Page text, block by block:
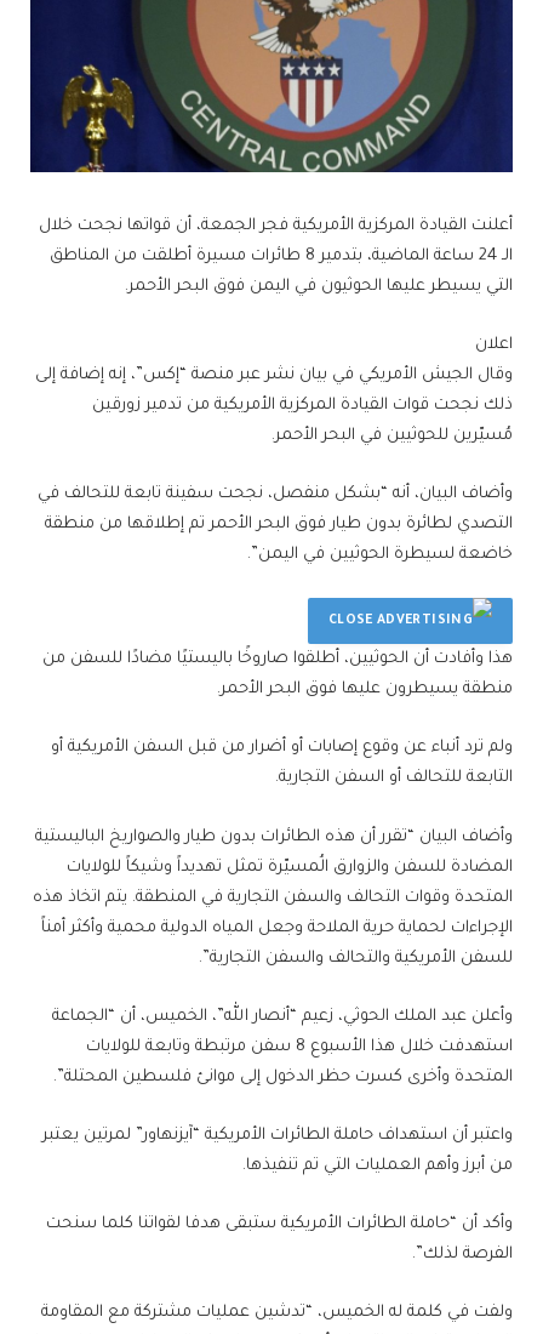
أعلنت القيادة المركزية الأمريكية فجر الجمعة، أن قواتها نجحت خلال
الـ 24 ساعة الماضية، بتدمير 8 طائرات مسيرة أطلقت من المناطق
التي يسيطر عليها الحوثيون في اليمن فوق البحر الأحمر.
اعلان
وقال الجيش الأمريكي في بيان نشر عبر منصة “إكس”، إنه إضافة إلى
ذلك نجحت قوات القيادة المركزية الأمريكية من تدمير زورقين
مُسيّرين للحوثيين في البحر الأحمر.
وأضاف البيان، أنه “بشكل منفصل، نجحت سفينة تابعة للتحالف في
التصدي لطائرة بدون طيار فوق البحر الأحمر تم إطلاقها من منطقة
خاضعة لسيطرة الحوثيين في اليمن”.
هذا وأفادت أن الحوثيين، أطلقوا صاروخًا باليستيًا مضادًا للسفن من
منطقة يسيطرون عليها فوق البحر الأحمر.
ولم ترد أنباء عن وقوع إصابات أو أضرار من قبل السفن الأمريكية أو
التابعة للتحالف أو السفن التجارية.
وأضاف البيان “تقرر أن هذه الطائرات بدون طيار والصواريخ الباليستية
المضادة للسفن والزوارق الُمسيّرة تمثل تهديداً وشيكاً للولايات
المتحدة وقوات التحالف والسفن التجارية في المنطقة. يتم اتخاذ هذه
الإجراءات لحماية حرية الملاحة وجعل المياه الدولية محمية وأكثر أمناً
للسفن الأمريكية والتحالف والسفن التجارية”.
وأعلن عبد الملك الحوثي، زعيم “أنصار الله”، الخميس، أن “الجماعة
استهدفت خلال هذا الأسبوع 8 سفن مرتبطة وتابعة للولايات
المتحدة وأخرى كسرت حظر الدخول إلى موانئ فلسطين المحتلة”.
واعتبر أن استهداف حاملة الطائرات الأمريكية “آيزنهاور” لمرتين يعتبر
من أبرز وأهم العمليات التي تم تنفيذها.
وأكد أن “حاملة الطائرات الأمريكية ستبقى هدفا لقواتنا كلما سنحت
الفرصة لذلك”.
ولفت في كلمة له الخميس، “تدشين عمليات مشتركة مع المقاومة